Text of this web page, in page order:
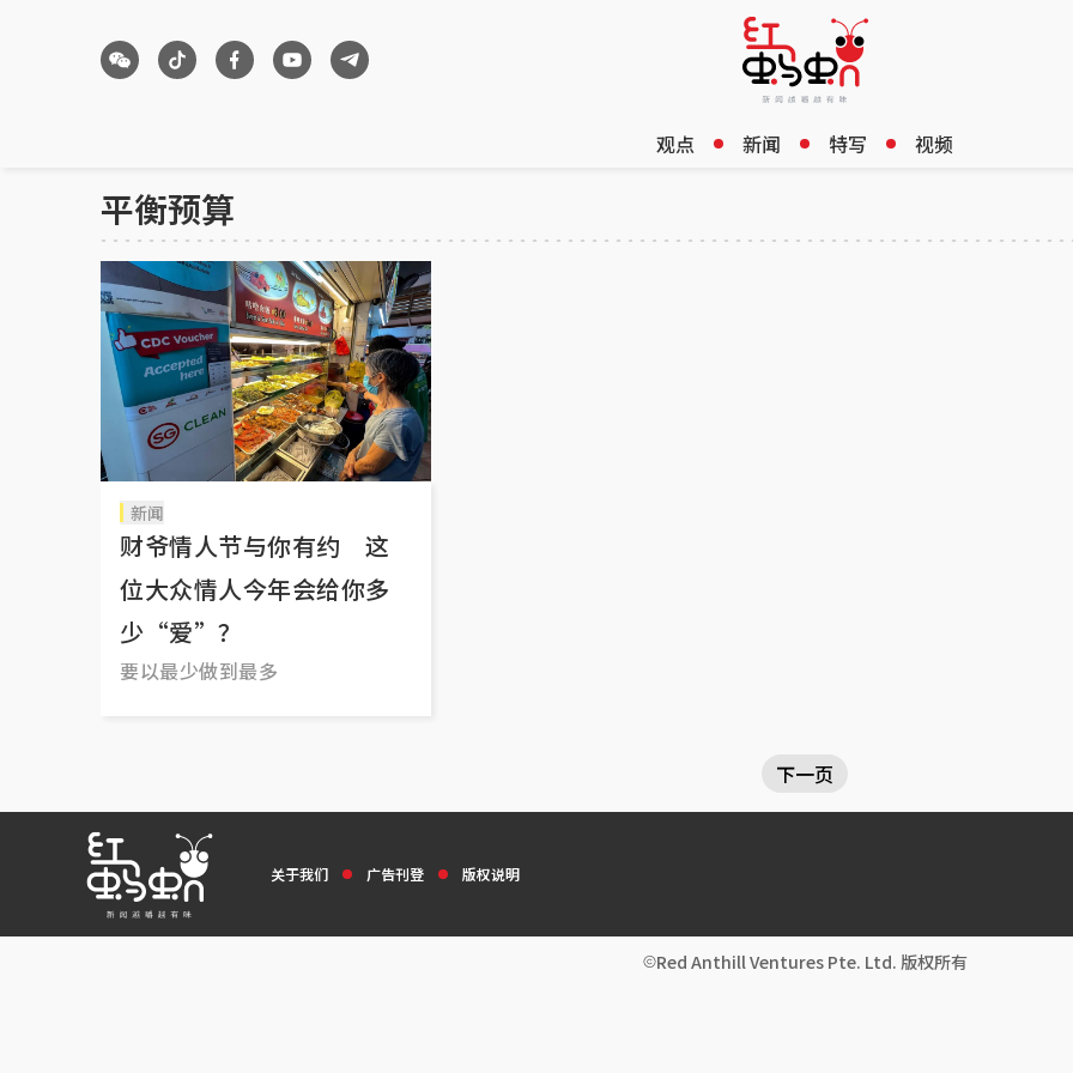
观点 新闻 特写 视频
平衡预算
新闻
财爷情人节与你有约 这
位大众情人今年会给你多
少“爱”？
要以最少做到最多
下一页
关于我们 广告刊登 版权说明
Red Anthill Ventures Pte. Ltd. 版权所有